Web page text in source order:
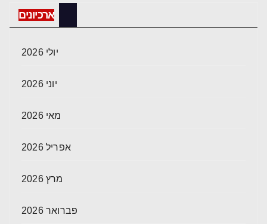
ארכיונים
יולי 2026
יוני 2026
מאי 2026
אפריל 2026
מרץ 2026
פברואר 2026